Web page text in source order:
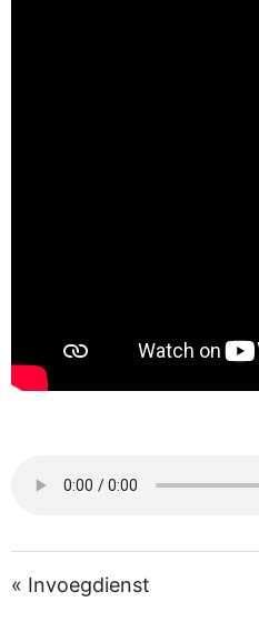
« Invoegdienst